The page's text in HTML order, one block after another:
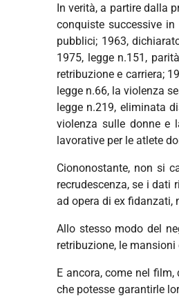
In verità, a partire dalla
conquiste successive
pubblici; 1963,
1975, legge n.151,
retribuzione e carriera;
legge n.66, la violenza
legge n.219, eliminata
violenza sulle donne e
lavorative per le atlete
Ciononostante, non si
recrudescenza, se i
ad opera di ex fidanzati,
Allo stesso modo del
retribuzione, le
E ancora, come nel
che potesse garantirle